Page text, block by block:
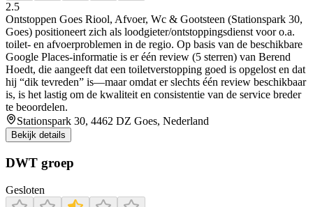
2.5
Ontstoppen Goes Riool, Afvoer, Wc & Gootsteen (Stationspark 30,
Goes) positioneert zich als loodgieter/ontstoppingsdienst voor o.a.
toilet- en afvoerproblemen in de regio. Op basis van de beschikbare
Google Places-informatie is er één review (5 sterren) van Berend
Hoedt, die aangeeft dat een toiletverstopping goed is opgelost en dat
hij “dik tevreden” is—maar omdat er slechts één review beschikbaar
is, is het lastig om de kwaliteit en consistentie van de service breder
te beoordelen.
Stationspark 30, 4462 DZ Goes, Nederland
Bekijk details
DWT groep
Gesloten